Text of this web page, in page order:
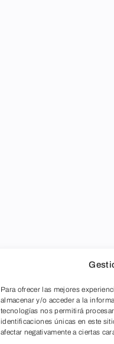
Para ofrecer las mejores
almacenar y/o acceder a la
tecnologías nos permitirá
identificaciones únicas en este
afectar negativamente a ciertas